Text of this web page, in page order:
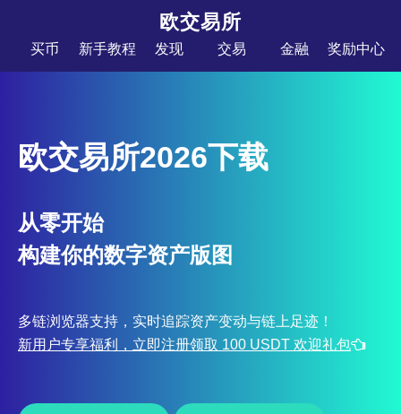
欧交易所
买币 新手教程 发现 交易 金融 奖励中心
欧交易所2026下载
从零开始
构建你的数字资产版图
多链浏览器支持，实时追踪资产变动与链上足迹！
新用户专享福利，立即注册领取 100 USDT 欢迎礼包